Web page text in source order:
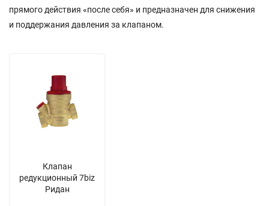
прямого действия «после себя» и предназначен для снижения
и поддержания давления за клапаном.
Клапан
редукционный 7biz
Ридан